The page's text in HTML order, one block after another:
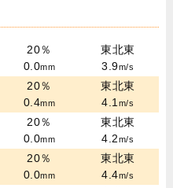
20％
0.0mm
東北東
3.9m/s
20％
0.4mm
東北東
4.1m/s
20％
0.0mm
東北東
4.2m/s
20％
0.0mm
東北東
4.4m/s